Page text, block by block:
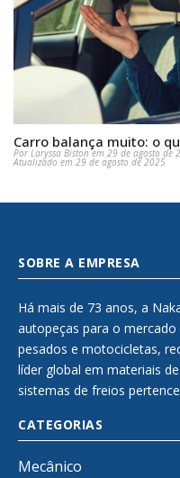
Carro balança muito: o
Por Laryssa Biston em 29 de agosto de
Atualizado em 29 de agosto de 2025
SOBRE A EMPRESA
Há mais de 73 anos, a
autopeças para o
pesados e motocicletas,
líder global em materiais
sistemas de freios
CATEGORIAS
Mecânico